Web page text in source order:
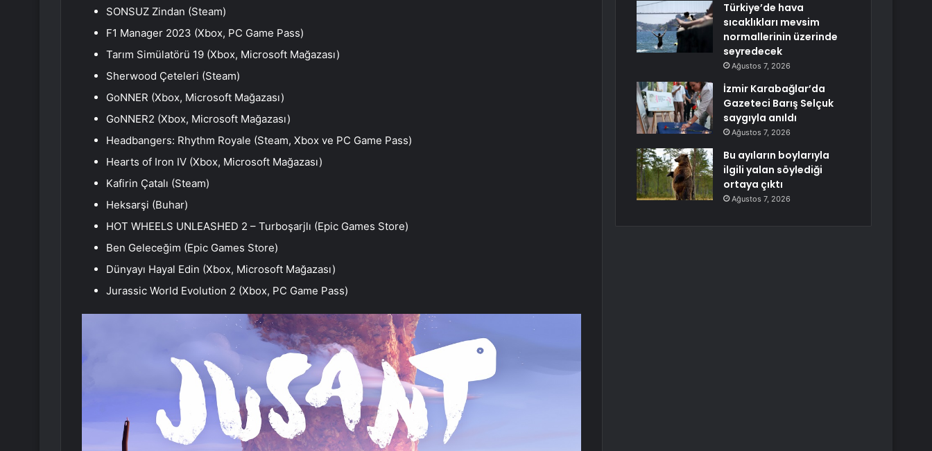
SONSUZ Zindan (Steam)
F1 Manager 2023 (Xbox, PC Game Pass)
Tarım Simülatörü 19 (Xbox, Microsoft Mağazası)
Sherwood Çeteleri (Steam)
GoNNER (Xbox, Microsoft Mağazası)
GoNNER2 (Xbox, Microsoft Mağazası)
Headbangers: Rhythm Royale (Steam, Xbox ve PC Game Pass)
Hearts of Iron IV (Xbox, Microsoft Mağazası)
Kafirin Çatalı (Steam)
Heksarşi (Buhar)
HOT WHEELS UNLEASHED 2 – Turboşarjlı (Epic Games Store)
Ben Geleceğim (Epic Games Store)
Dünyayı Hayal Edin (Xbox, Microsoft Mağazası)
Jurassic World Evolution 2 (Xbox, PC Game Pass)
Türkiye’de hava
sıcaklıkları mevsim
normallerinin üzerinde
seyredecek
Ağustos 7, 2026
İzmir Karabağlar’da
Gazeteci Barış Selçuk
saygıyla anıldı
Ağustos 7, 2026
Bu ayıların boylarıyla
ilgili yalan söylediği
ortaya çıktı
Ağustos 7, 2026